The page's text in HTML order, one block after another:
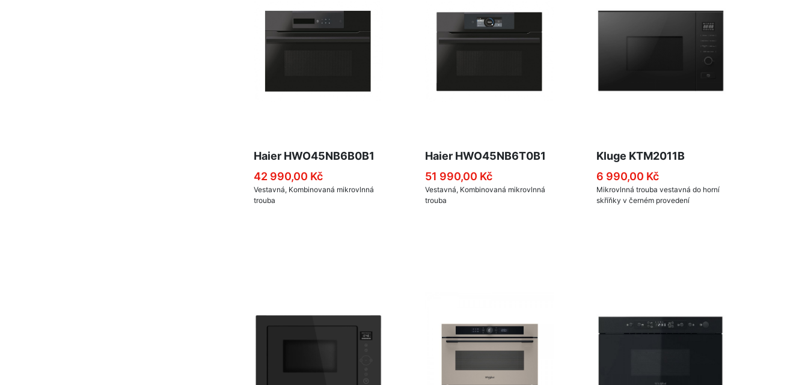
Haier HWO45NB6B0B1
42 990,00 Kč
Vestavná, Kombinovaná mikrovlnná
trouba
Haier HWO45NB6T0B1
51 990,00 Kč
Vestavná, Kombinovaná mikrovlnná
trouba
Kluge KTM2011B
6 990,00 Kč
Mikrovlnná trouba vestavná do horní
skříňky v černém provedení